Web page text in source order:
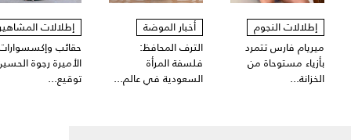
إطلالات النجوم
ميريام فارس تتمرد
بأزياء مستوحاة من
الخزانة...
أخبار الموضة
الترف المحافظ:
فلسفة المرأة
السعودية في عالم...
إطلالات
حقائب
الأميرة رجوة
توقيع...